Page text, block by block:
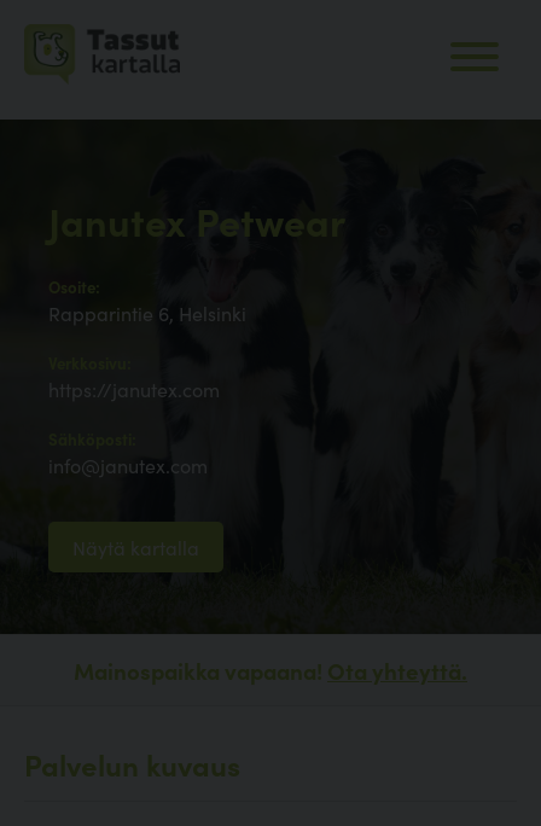
Janutex Petwear
Osoite:
Rapparintie 6, Helsinki
https://janutex.com
info@janutex.com
Näytä kartalla
Mainospaikka vapaana! Ota yhteyttä.
Palvelun kuvaus